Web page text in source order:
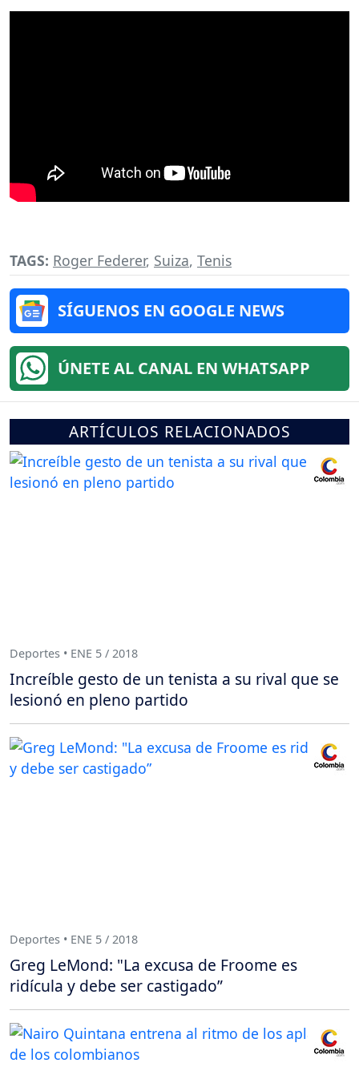
TAGS: Roger Federer, Suiza, Tenis
SÍGUENOS EN GOOGLE NEWS
ÚNETE AL CANAL EN WHATSAPP
ARTÍCULOS RELACIONADOS
Deportes • ENE 5 / 2018
Increíble gesto de un tenista a su rival que se
lesionó en pleno partido
Deportes • ENE 5 / 2018
Greg LeMond: "La excusa de Froome es
ridícula y debe ser castigado”